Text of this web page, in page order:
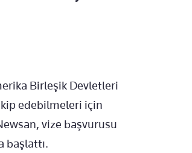
Birleşik Devletleri
edebilmeleri için
vize başvurusu
başlattı.